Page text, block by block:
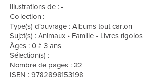
Illustrations de : -
Collection : -
Type(s) d'ouvrage : Albums tout carton
Sujet(s) : Animaux • Famille • Livres rigolos
Âges : 0 à 3 ans
Sélection(s) : -
Nombre de pages : 32
ISBN : 9782898153198